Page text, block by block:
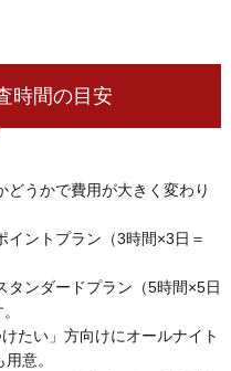
時間の目安
どうかで費用が大きく変わり
イントプラン（3時間×3日＝
タンダードプラン（5時間×5日
たい」方向けにオールナイト
意。